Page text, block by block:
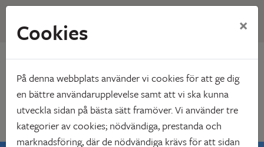
Hem
Nyhetsarkiv
Gratis parkering i Renen
under Kulturnatta
Cookies ×
På denna webbplats använder vi cookies för att ge dig
en bättre användarupplevelse samt att vi ska kunna
utveckla sidan på bästa sätt framöver. Vi använder tre
kategorier av cookies; nödvändiga, prestanda och
marknadsföring, där de nödvändiga krävs för att sidan